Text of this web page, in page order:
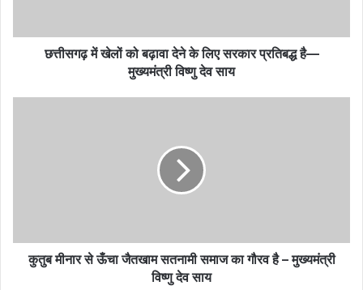
छत्तीसगढ़ में खेलों को बढ़ावा देने के लिए सरकार प्रतिबद्ध है—
मुख्यमंत्री विष्णु देव साय
कुतुब मीनार से ऊँचा जैतखाम सतनामी समाज का गौरव है – मुख्यमंत्री
विष्णु देव साय